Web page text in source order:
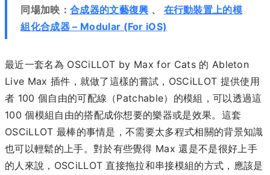
同場加映： 合成器的文藝復興 、 在行動裝置上的模
組化合成器 – Modular (For iOS)
最近一套名為 OSCiLLOT by Max for Cats 的 Ableton
Live Max 插件，就做了這樣的嘗試，OSCiLLOT 提供使用
者 100 個自由的可配線（Patchable）的模組，可以透過這
100 個模組自由的搭配成你想要的樂器或是效果。這套
OSCiLLOT 最棒的事情是，不需要太多程式相關的背景知識
也可以輕鬆的上手。對於有些覺得 Max 還是不是很好上手
的人來說，OSCiLLOT 直接拖拉和串接模組的方式，應該是